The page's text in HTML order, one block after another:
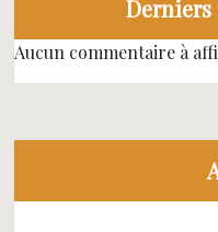
Aucun commentaire à